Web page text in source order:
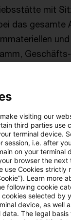
mit
das
in alle
führte die
der G
Klägerin sowie
weiteren
visiting our
third parties use
terminal device.
session, i.e. after
on your terminal
browser the
use Cookies strictly
Learn more
following cookie
cookies selected by
device, as well
data. The legal